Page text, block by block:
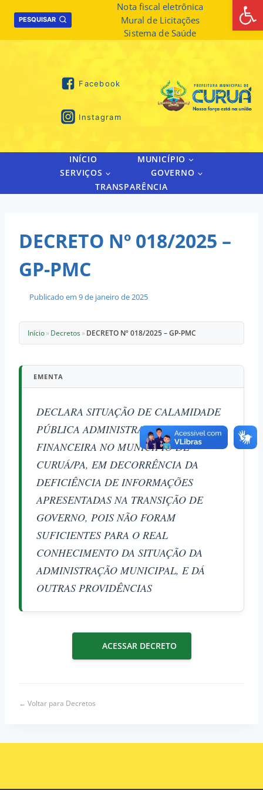
PESQUISAR
Nota fiscal eletrônica
Mural de Licitações
Sistema de Saúde
Facebook
Instagram
INÍCIO
MUNICÍPIO
SERVIÇOS
GOVERNO
TRANSPARÊNCIA
DECRETO Nº 018/2025 –
GP-PMC
Publicado em 9 de janeiro de 2025
Início» Decretos» DECRETO Nº 018/2025 – GP-PMC
EMENTA
DECLARA SITUAÇÃO DE CALAMIDADE
PÚBLICA ADMINISTRATIVA E
FINANCEIRA NO MUNICÍPIO DE
CURUÁ/PA, EM DECORRÊNCIA DA
DEFICIÊNCIA DE INFORMAÇÕES
APRESENTADAS NA TRANSIÇÃO DE
GOVERNO, POIS NÃO FORAM
SUFICIENTES PARA O REAL
CONHECIMENTO DA SITUAÇÃO DA
ADMINISTRAÇÃO MUNICIPAL, E DÁ
OUTRAS PROVIDÊNCIAS
ACESSAR DECRETO
← Voltar para Decretos